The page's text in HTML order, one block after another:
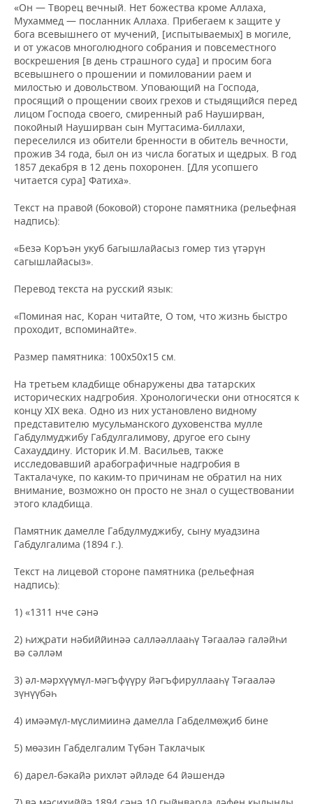
«Он — Творец вечный. Нет божества кроме Аллаха,
Мухаммед — посланник Аллаха. Прибегаем к защите у
бога всевышнего от мучений, [испытываемых] в могиле,
и от ужасов многолюдного собрания и повсеместного
воскрешения [в день страшного суда] и просим бога
всевышнего о прошении и помиловании раем и
милостью и довольством. Уповающий на Господа,
просящий о прощении своих грехов и стыдящийся перед
лицом Господа своего, смиренный раб Науширван,
покойный Науширван сын Мугтасима-биллахи,
переселился из обители бренности в обитель вечности,
прожив 34 года, был он из числа богатых и щедрых. В год
1857 декабря в 12 день похоронен. [Для усопшего
читается сура] Фатиха».
Текст на правой (боковой) стороне памятника (рельефная
надпись):
«Безә Коръән укуб багышлайасыз гомер тиз үтәрүн
сагышлайасыз».
Перевод текста на русский язык:
«Поминая нас, Коран читайте, О том, что жизнь быстро
проходит, вспоминайте».
Размер памятника: 100х50х15 см.
На третьем кладбище обнаружены два татарских
исторических надгробия. Хронологически они относятся к
концу XIX века. Одно из них установлено видному
представителю мусульманского духовенства мулле
Габдулмуджибу Габдулгалимову, другое его сыну
Сахауддину. Историк И.М. Васильев, также
исследовавший арабографичные надгробия в
Такталачуке, по каким-то причинам не обратил на них
внимание, возможно он просто не знал о существовании
этого кладбища.
Памятник дамелле Габдулмуджибу, сыну муадзина
Габдулгалима (1894 г.).
Текст на лицевой стороне памятника (рельефная
надпись):
1) «1311 нче сәнә
2) һиҗрати нәбиййинәә салләәллааһү Тәгааләә галәйһи
вә сәлләм
3) әл-мәрхүүмүл-мәгъфүүру йәгъфируллааһү Тәгааләә
зүнүүбәһ
4) имәәмүл-мүслимиинә дамелла Габделмөҗиб бине
5) мөәзин Габделгалим Түбән Таклачык
6) дарел-бәкайә рихләт әйләде 64 йәшендә